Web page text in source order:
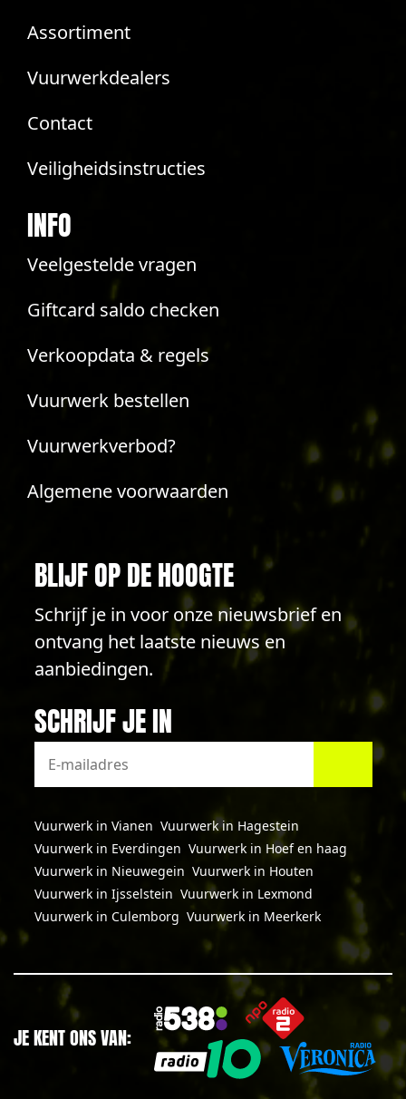
Assortiment
Vuurwerkdealers
Contact
Veiligheidsinstructies
INFO
Veelgestelde vragen
Giftcard saldo checken
Verkoopdata & regels
Vuurwerk bestellen
Vuurwerkverbod?
Algemene voorwaarden
BLIJF OP DE HOOGTE
Schrijf je in voor onze nieuwsbrief en
ontvang het laatste nieuws en
aanbiedingen.
SCHRIJF JE IN
Vuurwerk in Vianen Vuurwerk in Hagestein
Vuurwerk in Everdingen Vuurwerk in Hoef en haag
Vuurwerk in Nieuwegein Vuurwerk in Houten
Vuurwerk in Ijsselstein Vuurwerk in Lexmond
Vuurwerk in Culemborg Vuurwerk in Meerkerk
JE KENT ONS VAN: